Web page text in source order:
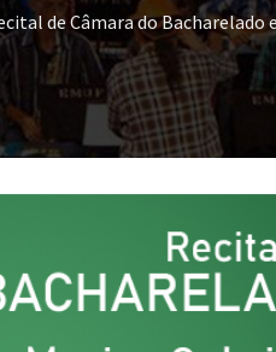
de Câmara do Bacharelado